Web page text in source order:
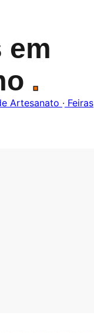
em
.
Artesanato · Feiras